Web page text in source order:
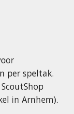
per speltak.
in Arnhem).